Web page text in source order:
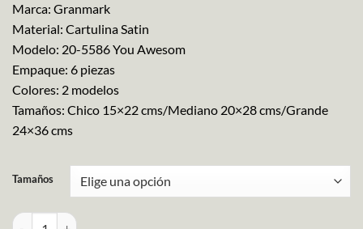
Marca: Granmark
Material: Cartulina Satin
Modelo: 20-5586 You Awesom
Empaque: 6 piezas
Colores: 2 modelos
Tamaños: Chico 15×22 cms/Mediano 20×28 cms/Grande
24×36 cms
Tamaños
Bolsa para Regalo M-5586 cantidad